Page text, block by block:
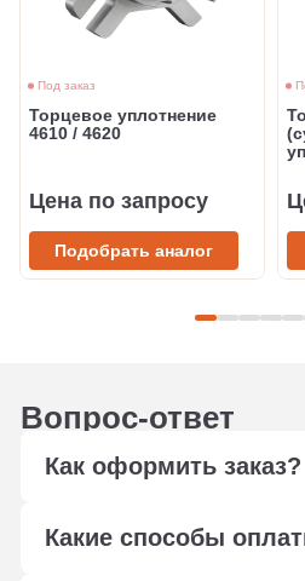
Под заказ
Торцевое уплотнение
4610 / 4620
Цена по запросу
Подобрать аналог
Вопрос-ответ
Как оформить заказ?
Оформите заказ любым
форму обратной связи,
Какие способы